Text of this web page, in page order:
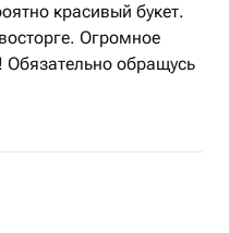
красивый букет.
Огромное
Обязательно обращусь